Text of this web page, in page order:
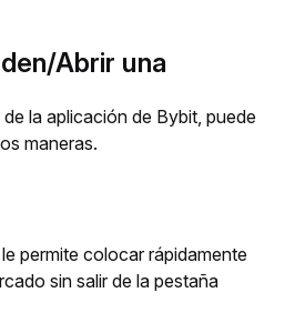
Abrir una
la aplicación de Bybit, puede
maneras.
permite colocar rápidamente